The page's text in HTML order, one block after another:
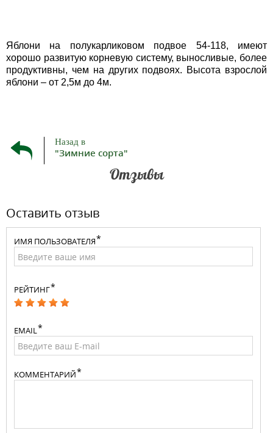
Яблони на полукарликовом подвое 54-118, имеют
хорошо развитую корневую систему, выносливые, более
продуктивны, чем на других подвоях. Высота взрослой
яблони – от 2,5м до 4м.
Назад в
"Зимние сорта"
Отзывы
Оставить отзыв
ИМЯ ПОЛЬЗОВАТЕЛЯ
РЕЙТИНГ
EMAIL
КОММЕНТАРИЙ